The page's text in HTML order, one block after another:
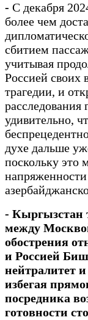
- С декабря
более чем
сбитием
учитывая
Россией своих
трагедии, и
расследования
удивительно,
духе дальше
поскольку это
- Кыргызстан
между
обострения
и Россией
нейтралитет
избегая
посредника
готовности